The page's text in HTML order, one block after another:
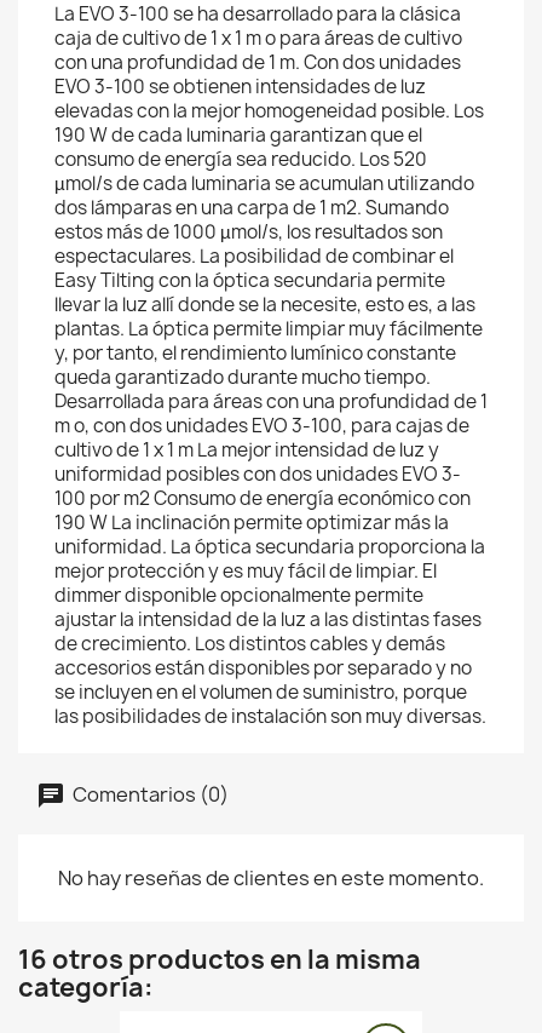
La EVO 3-100 se ha desarrollado para la clásica
caja de cultivo de 1 x 1 m o para áreas de cultivo
con una profundidad de 1 m. Con dos unidades
EVO 3-100 se obtienen intensidades de luz
elevadas con la mejor homogeneidad posible. Los
190 W de cada luminaria garantizan que el
consumo de energía sea reducido. Los 520
µmol/s de cada luminaria se acumulan utilizando
dos lámparas en una carpa de 1 m2. Sumando
estos más de 1000 µmol/s, los resultados son
espectaculares. La posibilidad de combinar el
Easy Tilting con la óptica secundaria permite
llevar la luz allí donde se la necesite, esto es, a las
plantas. La óptica permite limpiar muy fácilmente
y, por tanto, el rendimiento lumínico constante
queda garantizado durante mucho tiempo.
Desarrollada para áreas con una profundidad de 1
m o, con dos unidades EVO 3-100, para cajas de
cultivo de 1 x 1 m La mejor intensidad de luz y
uniformidad posibles con dos unidades EVO 3-
100 por m2 Consumo de energía económico con
190 W La inclinación permite optimizar más la
uniformidad. La óptica secundaria proporciona la
mejor protección y es muy fácil de limpiar. El
dimmer disponible opcionalmente permite
ajustar la intensidad de la luz a las distintas fases
de crecimiento. Los distintos cables y demás
accesorios están disponibles por separado y no
se incluyen en el volumen de suministro, porque
las posibilidades de instalación son muy diversas.
Comentarios (0)
No hay reseñas de clientes en este momento.
16 otros productos en la misma
categoría: